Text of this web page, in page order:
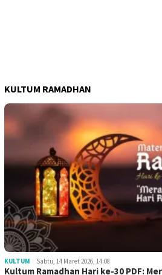
KULTUM RAMADHAN
KULTUM Sabtu, 14 Maret 2026, 14:08
Kultum Ramadhan Hari ke-30 PDF: